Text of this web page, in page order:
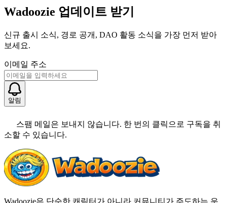
Wadoozie 업데이트 받기
신규 출시 소식, 경로 공개, DAO 활동 소식을 가장 먼저 받아
보세요.
이메일 주소
알림
스팸 메일은 보내지 않습니다. 한 번의 클릭으로 구독을 취
소할 수 있습니다.
Wadoozie은 단순한 캐릭터가 아니라 커뮤니티가 주도하는 운